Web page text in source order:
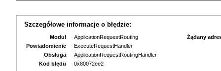
Szczegółowe informacje o błędzie:
Moduł
ApplicationRequestRouting
Powiadomienie
ExecuteRequestHandler
Obsługa
ApplicationRequestRoutingHandler
Kod błędu
0x80072ee2
Żądany